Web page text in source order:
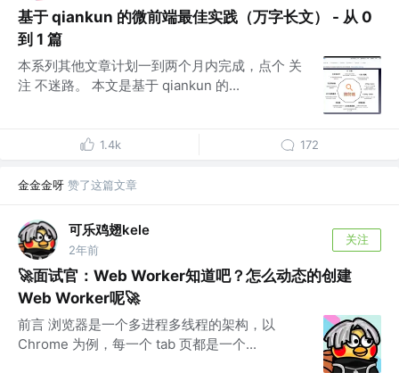
基于 qiankun 的微前端最佳实践（万字长文） - 从 0
到 1 篇
本系列其他文章计划一到两个月内完成，点个 关
注 不迷路。 本文是基于 qiankun 的...
1.4k 172
金金金呀 赞了这篇文章
可乐鸡翅kele
2年前
关注
🚀面试官：Web Worker知道吧？怎么动态的创建
Web Worker呢🚀
前言 浏览器是一个多进程多线程的架构，以
Chrome 为例，每一个 tab 页都是一个...